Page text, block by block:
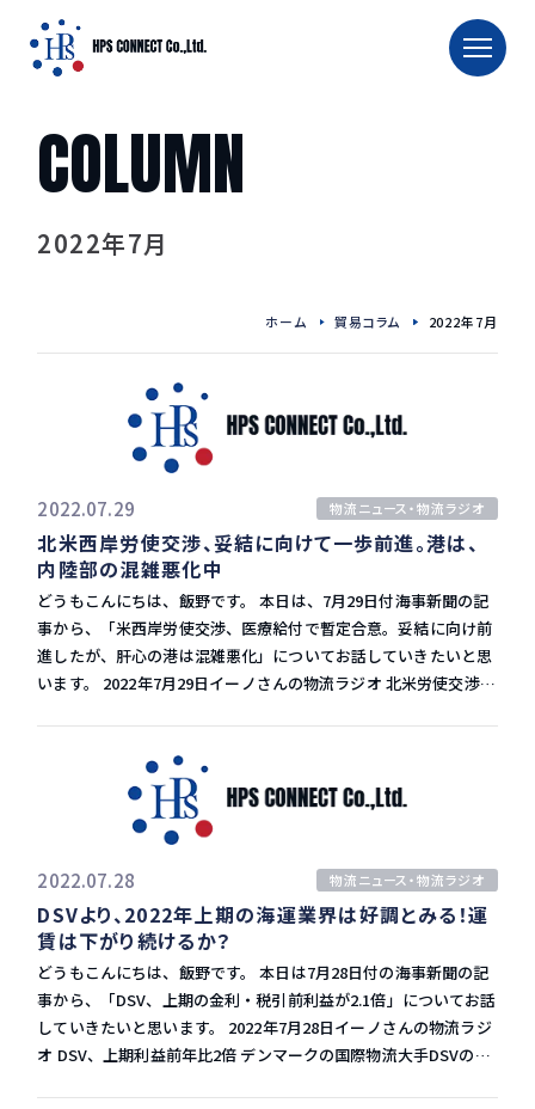
TOP
ホーム
タイへの輸出入
TRAFFIC CALENDAR
会社紹介
グループ会社 HPS Tradeについて
コラム・新着情報
貿易コラム
新着情報
お問い合わせ
COLUMN
2022年7月
ホーム 貿易コラム 2022年7月
2022.07.29 物流ニュース・物流ラジオ
北米西岸労使交渉、妥結に向けて一歩前進。港は、
内陸部の混雑悪化中
どうもこんにちは、飯野です。 本日は、7月29日付海事新聞の記
事から、「米西岸労使交渉、医療給付で暫定合意。妥結に向け前
進したが、肝心の港は混雑悪化」についてお話していきたいと思
います。 2022年7月29日イーノさんの物流ラジオ 北米労使交渉、
交渉の妥結に向けて大きな一歩となりました。 港湾への影響は
交渉の詳細は不明ですが、現時点では労使対立による荷役混乱は
出ていない模様です。 ただ、旺盛なコンテナ荷動きにより、港の
処理が追い付かず、西岸ターミナルで混雑が深刻化しています。
内陸向け輸送を担う鉄道会社も引き受け本数の制限を始め、予断
を許さない状況です 今後の展開 今回の労使交渉の声明では、
ILWUとPMAにとって最大の焦点である自動化問題については特
に言及されていません。 米バイデン政権による働き掛けもあり、
混乱なく労使合意に至るのではという見方が有力になりつつあり
ます。 時期は不明ですが、8月か9月には暫定合意するのでは、と
いう見方も出てきています。 前回2014年の労使交渉では、8月26
日に健康保険給付金について暫定合意となり、そこからまた交渉
が続き、最終的に合意に至ったのが、翌年の2月20日です。 まだ
2022.07.28 物流ニュース・物流ラジオ
DSVより、2022年上期の海運業界は好調とみる！運
賃は下がり続けるか？
どうもこんにちは、飯野です。 本日は7月28日付の海事新聞の記
事から、「DSV、上期の金利・税引前利益が2.1倍」についてお話
していきたいと思います。 2022年7月28日イーノさんの物流ラジ
オ DSV、上期利益前年比2倍 デンマークの国際物流大手DSVの